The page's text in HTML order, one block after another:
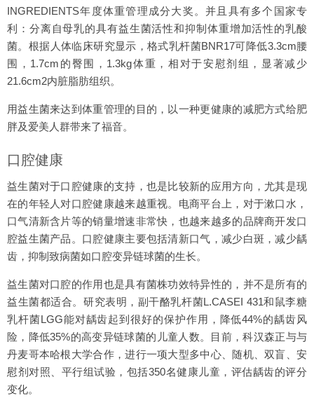
INGREDIENTS年度体重管理成分大奖。并且具有多个国家专
利：分离自母乳的具有益生菌活性和抑制体重增加活性的乳酸
菌。根据人体临床研究显示，格式乳杆菌BNR17可降低3.3cm腰
围，1.7cm的臀围，1.3kg体重，相对于安慰剂组，显著减少
21.6cm2内脏脂肪组织。
用益生菌来达到体重管理的目的，以一种更健康的减肥方式给肥
胖及爱美人群带来了福音。
口腔健康
益生菌对于口腔健康的支持，也是比较新的应用方向，尤其是现
在的年轻人对口腔健康越来越重视。电商平台上，对于漱口水，
口气清新含片等的销量增速非常快，也越来越多的品牌商开发口
腔益生菌产品。口腔健康主要包括清新口气，减少白斑，减少龋
齿，抑制致病菌如口腔变异链球菌的生长。
益生菌对口腔的作用也是具有菌株功效特异性的，并不是所有的
益生菌都适合。研究表明，副干酪乳杆菌L.CASEI 431和鼠李糖
乳杆菌LGG能对龋齿起到很好的保护作用，降低44%的龋齿风
险，降低35%的高变异链球菌的儿童人数。目前，科汉森正与与
丹麦哥本哈根大学合作，进行一项大型多中心、随机、双盲、安
慰剂对照、平行组试验，包括350名健康儿童，评估龋齿的评分
变化。